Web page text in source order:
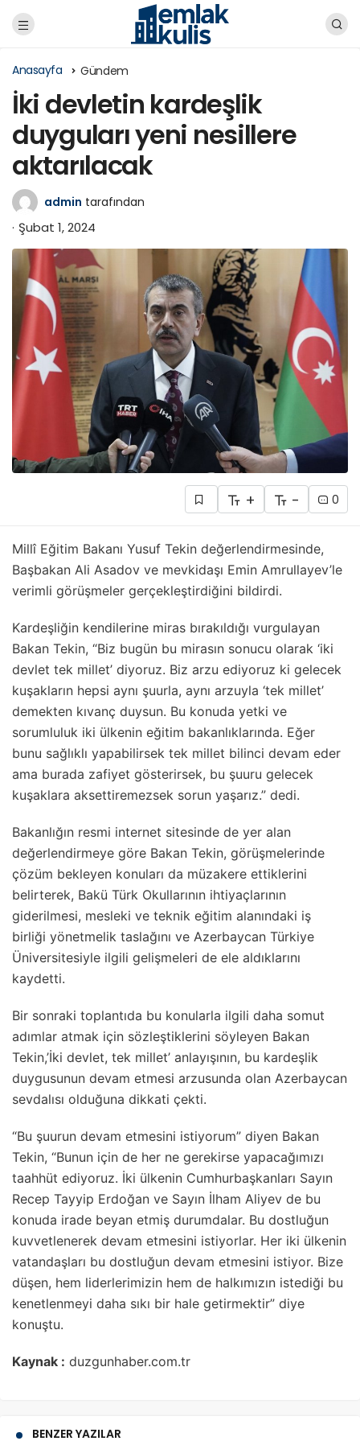
Anasayfa Gündem
İki devletin kardeşlik
duyguları yeni nesillere
aktarılacak
admin tarafından
Şubat 1, 2024
+ - 0
Millî Eğitim Bakanı Yusuf Tekin değerlendirmesinde,
Başbakan Ali Asadov ve mevkidaşı Emin Amrullayev’le
verimli görüşmeler gerçekleştirdiğini bildirdi.
Kardeşliğin kendilerine miras bırakıldığı vurgulayan
Bakan Tekin, “Biz bugün bu mirasın sonucu olarak ‘iki
devlet tek millet’ diyoruz. Biz arzu ediyoruz ki gelecek
kuşakların hepsi aynı şuurla, aynı arzuyla ‘tek millet’
demekten kıvanç duysun. Bu konuda yetki ve
sorumluluk iki ülkenin eğitim bakanlıklarında. Eğer
bunu sağlıklı yapabilirsek tek millet bilinci devam eder
ama burada zafiyet gösterirsek, bu şuuru gelecek
kuşaklara aksettiremezsek sorun yaşarız.” dedi.
Bakanlığın resmi internet sitesinde de yer alan
değerlendirmeye göre Bakan Tekin, görüşmelerinde
çözüm bekleyen konuları da müzakere ettiklerini
belirterek, Bakü Türk Okullarının ihtiyaçlarının
giderilmesi, mesleki ve teknik eğitim alanındaki iş
birliği yönetmelik taslağını ve Azerbaycan Türkiye
Üniversitesiyle ilgili gelişmeleri de ele aldıklarını
kaydetti.
Bir sonraki toplantıda bu konularla ilgili daha somut
adımlar atmak için sözleştiklerini söyleyen Bakan
Tekin,’İki devlet, tek millet’ anlayışının, bu kardeşlik
duygusunun devam etmesi arzusunda olan Azerbaycan
sevdalısı olduğuna dikkati çekti.
“Bu şuurun devam etmesini istiyorum” diyen Bakan
Tekin, “Bunun için de her ne gerekirse yapacağımızı
taahhüt ediyoruz. İki ülkenin Cumhurbaşkanları Sayın
Recep Tayyip Erdoğan ve Sayın İlham Aliyev de bu
konuda irade beyan etmiş durumdalar. Bu dostluğun
kuvvetlenerek devam etmesini istiyorlar. Her iki ülkenin
vatandaşları bu dostluğun devam etmesini istiyor. Bize
düşen, hem liderlerimizin hem de halkımızın istediği bu
kenetlenmeyi daha sıkı bir hale getirmektir” diye
konuştu.
Kaynak : duzgunhaber.com.tr
BENZER YAZILAR